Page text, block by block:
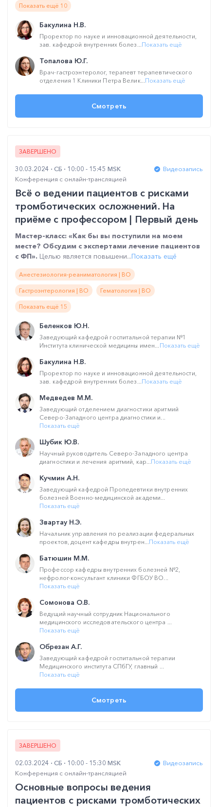
Показать ещё 10
Бакулина Н.В.
Проректор по науке и инновационной деятельности,
зав. кафедрой внутренних болез...Показать ещё
Топалова Ю.Г.
Врач-гастроэнтеролог, терапевт терапевтического
отделения 1 Клиники Петра Велик...Показать ещё
Смотреть
ЗАВЕРШЕНО
30.03.2024 СБ 10:00 - 15:45 MSK
Видеозапись
Конференция с онлайн-трансляцией
Всё о ведении пациентов с рисками
тромботических осложнений. На
приёме с профессором | Первый день
Мастер-класс: «Как бы вы поступили на моем
месте? Обсудим с экспертами лечение пациентов
с ФП». Целью является повышени...Показать ещё
Анестезиология-реаниматология | ВО
Гастроэнтерология | ВО Гематология | ВО
Показать ещё 15
Беленков Ю.Н.
Заведующий кафедрой госпитальной терапии №1
Института клинической медицины имен... Показать ещё
Бакулина Н.В.
Проректор по науке и инновационной деятельности,
зав. кафедрой внутренних болез...Показать ещё
Медведев М.М.
Заведующий отделением диагностики аритмий
Северо-Западного центра диагностики и...
Показать ещё
Шубик Ю.В.
Научный руководитель Северо-Западного центра
диагностики и лечения аритмий, кар...Показать ещё
Кучмин А.Н.
Заведующий кафедрой Пропедевтики внутренних
болезней Военно-медицинской академи...
Показать ещё
Звартау Н.Э.
Начальник управления по реализации федеральных
проектов, доцент кафедры внутрен...Показать ещё
Батюшин М.М.
Профессор кафедры внутренних болезней №2,
нефролог-консультант клиники ФГБОУ ВО...
Показать ещё
Сомонова О.В.
Ведущий научный сотрудник Национального
медицинского исследовательского центра ...
Показать ещё
Обрезан А.Г.
Заведующий кафедрой госпитальной терапии
Медицинского института СПбГУ, главный ...
Показать ещё
Смотреть
ЗАВЕРШЕНО
02.03.2024 СБ 10:00 - 15:30 MSK
Видеозапись
Конференция с онлайн-трансляцией
Основные вопросы ведения
пациентов с рисками тромботических